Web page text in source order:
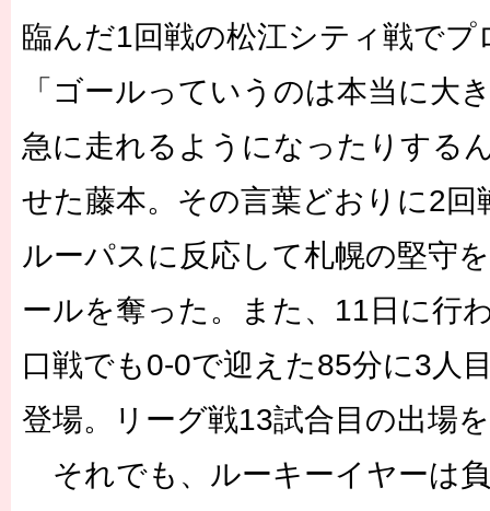
臨んだ1回戦の松江シティ戦でプ
「ゴールっていうのは本当に大
急に走れるようになったりする
せた藤本。その言葉どおりに2回
ルーパスに反応して札幌の堅守
ールを奪った。また、11日に行
口戦でも0-0で迎えた85分に3人
登場。リーグ戦13試合目の出場
それでも、ルーキーイヤーは